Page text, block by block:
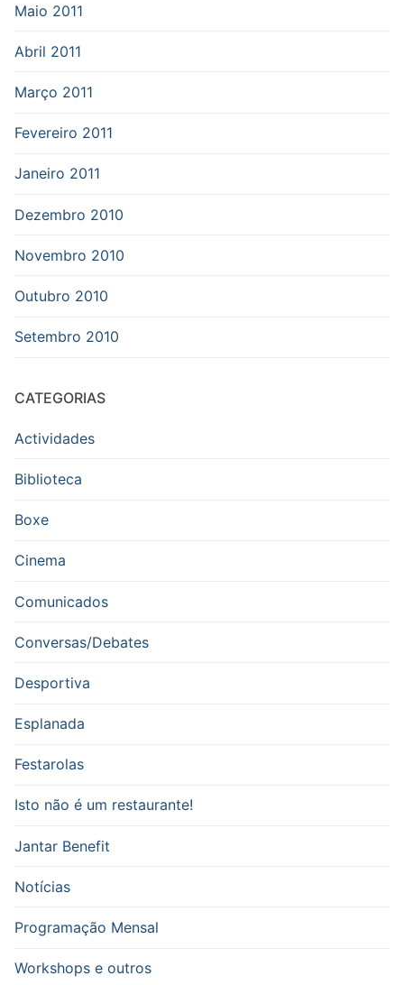
Maio 2011
Abril 2011
Março 2011
Fevereiro 2011
Janeiro 2011
Dezembro 2010
Novembro 2010
Outubro 2010
Setembro 2010
CATEGORIAS
Actividades
Biblioteca
Boxe
Cinema
Comunicados
Conversas/Debates
Desportiva
Esplanada
Festarolas
Isto não é um restaurante!
Jantar Benefit
Notícias
Programação Mensal
Workshops e outros